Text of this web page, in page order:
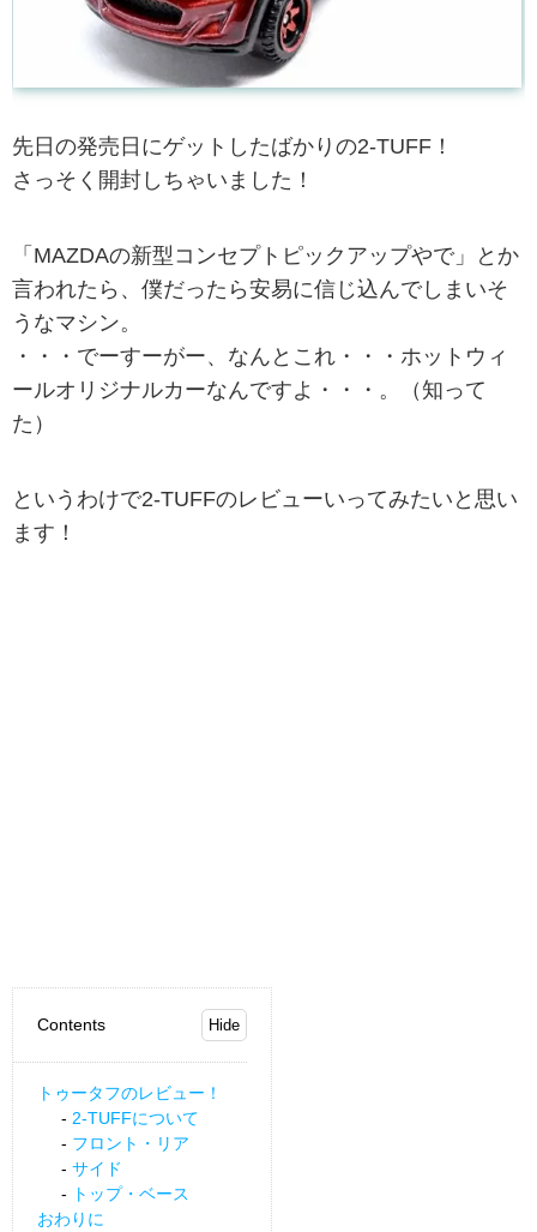
先日の発売日にゲットしたばかりの2-TUFF！
さっそく開封しちゃいました！
「MAZDAの新型コンセプトピックアップやで」とか
言われたら、僕だったら安易に信じ込んでしまいそ
うなマシン。
・・・でーすーがー、なんとこれ・・・ホットウィ
ールオリジナルカーなんですよ・・・。（知って
た）
というわけで2-TUFFのレビューいってみたいと思い
ます！
Contents
トゥータフのレビュー！
2-TUFFについて
フロント・リア
サイド
トップ・ベース
おわりに